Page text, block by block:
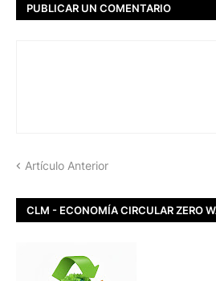
PUBLICAR UN COMENTARIO
Artículo Anterior
CLM - ECONOMÍA CIRCULAR ZERO